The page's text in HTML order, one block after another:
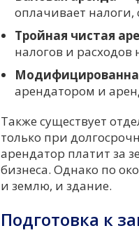
оплачивает
Тройная чистая
налогов и расходов
арендатором и
Также существует
только при
арендатор платит за
бизнеса. Однако по
и землю, и здание.
Подготовка к